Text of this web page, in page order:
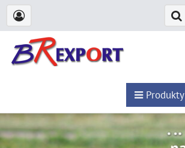
Produkty